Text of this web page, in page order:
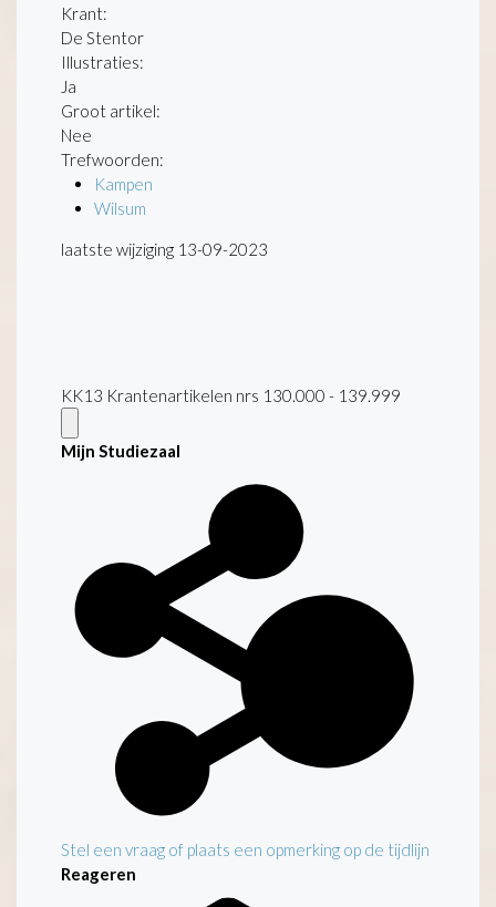
Krant:
De Stentor
Illustraties:
Ja
Groot artikel:
Nee
Trefwoorden:
Kampen
Wilsum
laatste wijziging 13-09-2023
KK13 Krantenartikelen nrs 130.000 - 139.999
Mijn Studiezaal
Stel een vraag of plaats een opmerking op de tijdlijn
Reageren